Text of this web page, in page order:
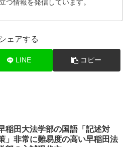
つ情報を発信しています。
シェアする
LINE コピー
稲田大法学部の国語「記述対
」非常に難易度の高い早稲田法